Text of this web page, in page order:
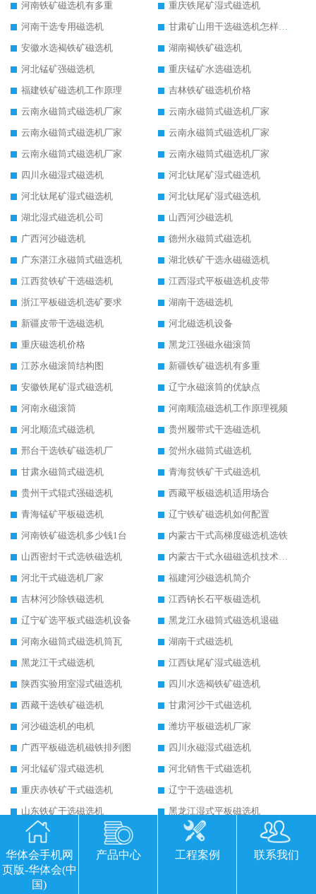
河南铁矿磁选机有多重
重庆铁尾矿湿式磁选机
河南干选专用磁选机
甘肃矿山用干选磁选机怎样调磁
安徽水选褐铁矿磁选机
湖南褐铁矿磁选机
河北锰矿强磁选机
重庆锰矿水选磁选机
福建铁矿磁选机工作原理
吉林铁矿磁选机价格
云南永磁筒式磁选机厂家
云南永磁筒式磁选机厂家
云南永磁筒式磁选机厂家
云南永磁筒式磁选机厂家
云南永磁筒式磁选机厂家
云南永磁筒式磁选机厂家
四川永磁湿式磁选机
河北钛尾矿湿式磁选机
河北钛尾矿湿式磁选机
河北钛尾矿湿式磁选机
湖北湿式磁选机公司
山西河沙磁选机
广西河沙磁选机
德州永磁筒式磁选机
广东湛江永磁筒式磁选机
湖北铁矿干选永磁磁选机
江西贫铁矿干选磁选机
江西湿式平板磁选机皮带
浙江平板磁选机选矿要求
湖南干选磁选机
新疆皮带干选磁选机
河北磁选机设备
重庆磁选机价格
黑龙江强磁永磁滚筒
江苏永磁滚筒结构图
新疆铁矿磁选机有多重
安徽铁尾矿湿式磁选机
辽宁永磁滚筒的优缺点
河南永磁滚筒
河南顺流磁选机工作原理视频
河北顺流式磁选机
贵州履带式干选磁选机
邢台干选铁矿磁选机厂
贺州永磁筒式磁选机
甘肃永磁筒式磁选机
青海贫铁矿干式磁选机
贵州干式辊式强磁选机
西藏平板磁选机适用场合
青海锰矿平板磁选机
辽宁铁矿磁选机如何配置
河南铁矿磁选机多少钱1台
内蒙古干式高梯度磁选机选铁
山西密封干式选铁磁选机
内蒙古干式永磁磁选机技术要求
河北干式磁选机厂家
福建河沙磁选机简介
吉林河沙除铁磁选机
江西钠长石平板磁选机
辽宁矿选平板式磁选机设备
黑龙江永磁筒式磁选机退磁
河南永磁筒式磁选机筒瓦
湖南干式磁选机
黑龙江干式磁选机
江西钛尾矿湿式磁选机
陕西实验用室湿式磁选机
四川水选褐铁矿磁选机
西藏干选铁矿磁选机
甘肃河沙干式磁选机
河沙磁选机的电机
潍坊平板磁选机厂家
广西平板磁选机磁铁排列图
四川永磁湿式磁选机
河北锰矿湿式磁选机
河北销售干式磁选机
重庆赤铁矿干式磁选机
辽宁干选磁选机
山东铁矿干选磁选机
黑龙江湿式平板磁选机
云南平板磁选机选矿注意事项
吉林贫铁矿干选磁选机
陕西新型铁矿磁机视频
广西湿式磁选机公司
山东湿式磁选机质量
华体会手机网
页版-华体会(中
国)
产品中心 工程案例 联系我们